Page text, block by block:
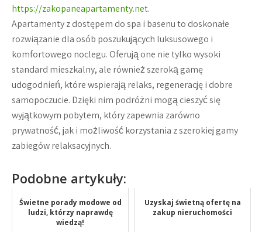
https://zakopaneapartamenty.net.
Apartamenty z dostępem do spa i basenu to doskonałe
rozwiązanie dla osób poszukujących luksusowego i
komfortowego noclegu. Oferują one nie tylko wysoki
standard mieszkalny, ale również szeroką gamę
udogodnień, które wspierają relaks, regenerację i dobre
samopoczucie. Dzięki nim podróżni mogą cieszyć się
wyjątkowym pobytem, który zapewnia zarówno
prywatność, jak i możliwość korzystania z szerokiej gamy
zabiegów relaksacyjnych.
Podobne artykuły:
Świetne porady modowe od
ludzi, którzy naprawdę
wiedzą!
Uzyskaj świetną ofertę na
zakup nieruchomości